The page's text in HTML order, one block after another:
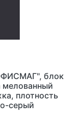
блок
мелованный
плотность
серый